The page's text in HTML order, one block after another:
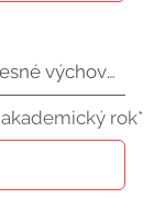
akademický rok*